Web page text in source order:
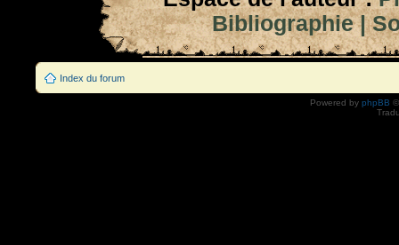
Bibliographie|
Index du forum
Powered by phpBB